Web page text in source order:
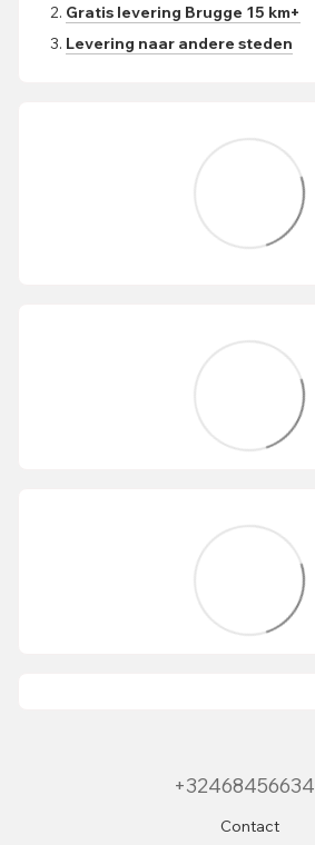
Gratis levering Brugge 15 km+
Levering naar andere steden
+32468456634
Contact